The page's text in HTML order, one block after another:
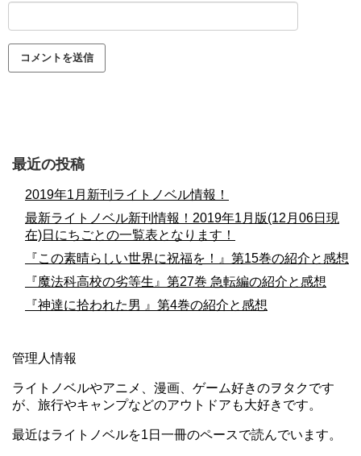
最近の投稿
2019年1月新刊ライトノベル情報！
最新ライトノベル新刊情報！2019年1月版(12月06日現
在)日にちごとの一覧表となります！
『この素晴らしい世界に祝福を！』第15巻の紹介と感想
『魔法科高校の劣等生』第27巻 急転編の紹介と感想
『神達に拾われた男 』第4巻の紹介と感想
管理人情報
ライトノベルやアニメ、漫画、ゲーム好きのヲタクです
が、旅行やキャンプなどのアウトドアも大好きです。
最近はライトノベルを1日一冊のペースで読んでいます。